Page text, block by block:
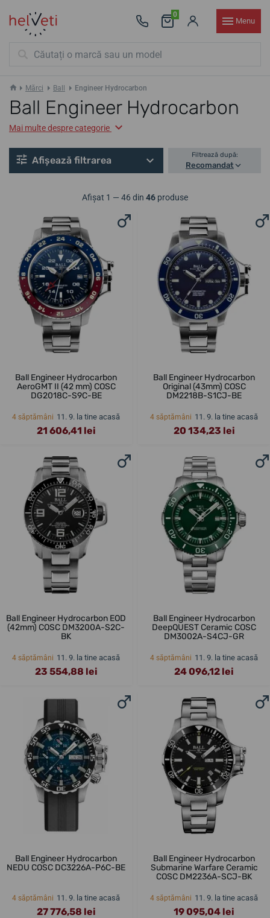
0
Menu
Mărci Ball Engineer Hydrocarbon
Ball Engineer Hydrocarbon
Mai multe despre categorie
Afișează filtrarea Filtrează după:
Recomandat
Afișat 1 — 46 din 46 produse
Ball Engineer Hydrocarbon
AeroGMT II (42 mm) COSC
DG2018C-S9C-BE
4 săptămâni 11. 9. la tine acasă
21 606,41 lei
Ball Engineer Hydrocarbon
Original (43mm) COSC
DM2218B-S1CJ-BE
4 săptămâni 11. 9. la tine acasă
20 134,23 lei
Ball Engineer Hydrocarbon EOD
(42mm) COSC DM3200A-S2C-
BK
4 săptămâni 11. 9. la tine acasă
23 554,88 lei
Ball Engineer Hydrocarbon
DeepQUEST Ceramic COSC
DM3002A-S4CJ-GR
4 săptămâni 11. 9. la tine acasă
24 096,12 lei
Ball Engineer Hydrocarbon
NEDU COSC DC3226A-P6C-BE
4 săptămâni 11. 9. la tine acasă
27 776,58 lei
Ball Engineer Hydrocarbon
Submarine Warfare Ceramic
COSC DM2236A-SCJ-BK
4 săptămâni 11. 9. la tine acasă
19 095,04 lei